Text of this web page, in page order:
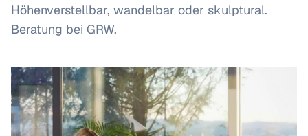
Höhenverstellbar, wandelbar oder skulptural.
Beratung bei GRW.